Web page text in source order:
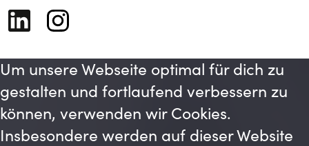
Um unsere Webseite optimal für dich zu
gestalten und fortlaufend verbessern zu
können, verwenden wir Cookies.
Insbesondere werden auf dieser Website